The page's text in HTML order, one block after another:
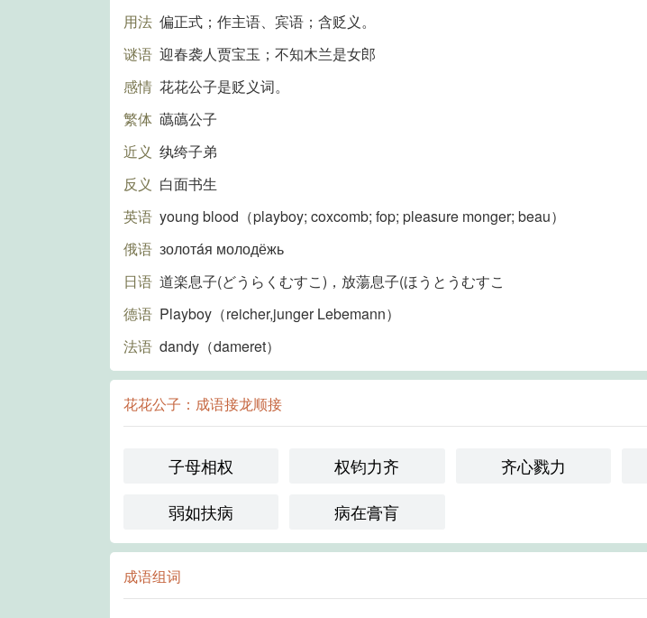
用法 偏正式；作主语、宾语；含贬义。
谜语 迎春袭人贾宝玉；不知木兰是女郎
感情 花花公子是贬义词。
繁体 蘤蘤公子
近义 纨绔子弟
反义 白面书生
英语 young blood（playboy; coxcomb; fop; pleasure monger; beau）
俄语 золотáя молодёжь
日语 道楽息子(どうらくむすこ)，放蕩息子(ほうとうむすこ
德语 Playboy（reicher,junger Lebemann）
法语 dandy（dameret）
花花公子：成语接龙顺接
子母相权 权钧力齐 齐心戮力
弱如扶病
病在膏肓
成语组词